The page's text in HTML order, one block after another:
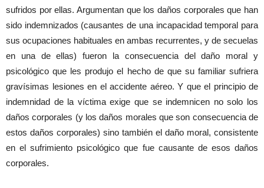
sufridos por ellas. Argumentan que los daños corporales que han
sido indemnizados (causantes de una incapacidad temporal para
sus ocupaciones habituales en ambas recurrentes, y de secuelas
en una de ellas) fueron la consecuencia del daño moral y
psicológico que les produjo el hecho de que su familiar sufriera
gravísimas lesiones en el accidente aéreo. Y que el principio de
indemnidad de la víctima exige que se indemnicen no solo los
daños corporales (y los daños morales que son consecuencia de
estos daños corporales) sino también el daño moral, consistente
en el sufrimiento psicológico que fue causante de esos daños
corporales.